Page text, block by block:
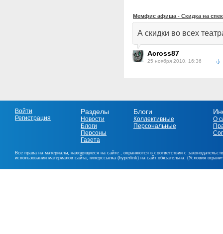
Мемфис афиша - Скидка на
А скидки во всех
Across87
25 ноября 2010, 16:36
Войти
Регистрация
Разделы
Новости
Блоги
Персоны
Газета
Блоги
Коллективные
Персональные
О
Все права на материалы, находящиеся на сайте , охраняются в соответствии с
использовании материалов сайта, гиперссылка (hyperlink) на сайт обязательна. (Условия